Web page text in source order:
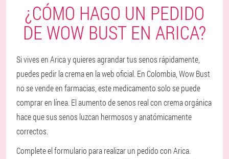
¿CÓMO HAGO UN PEDIDO
DE WOW BUST EN ARICA?
Si vives en Arica y quieres agrandar tus senos rápidamente,
puedes pedir la crema en la web oficial. En Colombia, Wow Bust
no se vende en farmacias, este medicamento solo se puede
comprar en línea. El aumento de senos real con crema orgánica
hace que sus senos luzcan hermosos y anatómicamente
correctos.
Complete el formulario para realizar un pedido con Arica.